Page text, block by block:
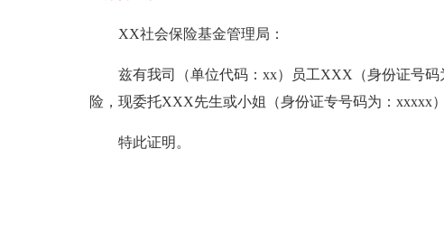
XX社会保险基金管理局：
兹有我司（单位代码：xx）员工XXX（身份证号
险，现委托XXX先生或小姐（身份证专号码为：xxxxx
特此证明。